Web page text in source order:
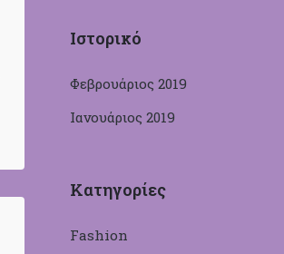
Ιστορικό
Φεβρουάριος 2019
Ιανουάριος 2019
Κατηγορίες
Fashion